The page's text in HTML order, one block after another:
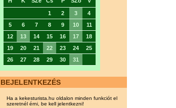
1 2 3
4
5
6 7 8 9 10
11
12
13 14 15 16 17
18
19
20 21 22 23 24
25
26
27 28 29 30 31
BEJELENTKEZÉS
Ha a kekesturista.hu oldalon minden funkciót el
szeretnél érni, be kell jelentkezni!